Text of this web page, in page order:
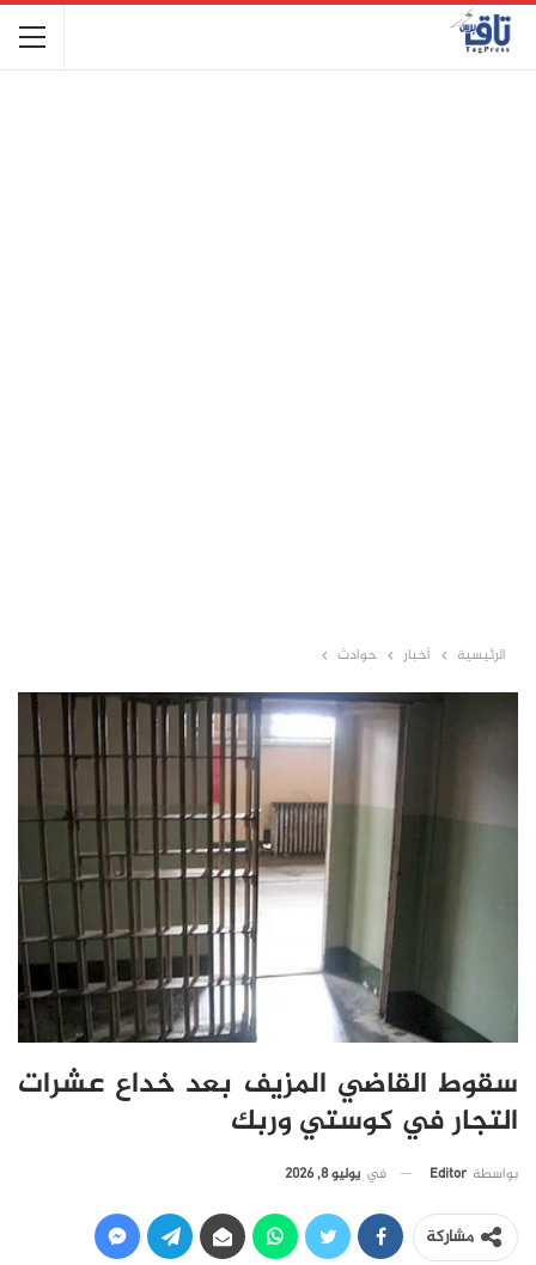
الرئيسية أخبار حوادث
سقوط القاضي المزيف بعد خداع عشرات
التجار في كوستي وربك
بواسطة Editor في يوليو 8, 2026
مشاركة